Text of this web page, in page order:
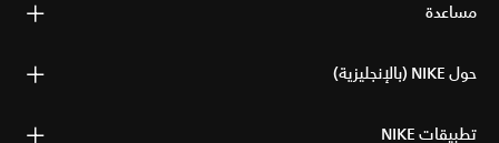
مساعدة
حول NIKE (بالإنجليزية)
تطبيقات NIKE